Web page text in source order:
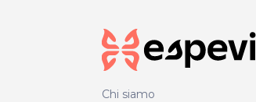
Chi siamo